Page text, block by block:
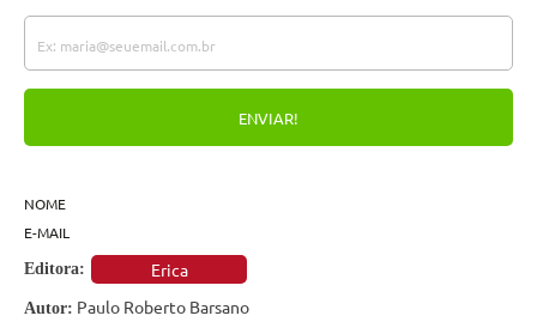
Editora: Erica
Autor: Paulo Roberto Barsano
NOME
E-MAIL